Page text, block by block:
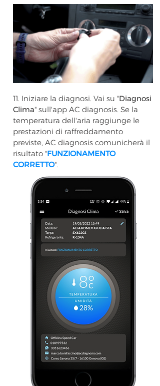
11. Iniziare la diagnosi. Vai su "Diagnosi
Clima" sull'app AC diagnosis. Se la
temperatura dell'aria raggiunge le
prestazioni di raffreddamento
previste, AC diagnosis comunicherà il
risultato "FUNZIONAMENTO
CORRETTO".